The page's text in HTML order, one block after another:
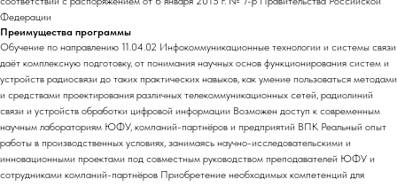
Федерации
Преимущества программы
Обучение по направлению 11.04.02 Инфокоммуникационные технологии и системы связи
даёт комплексную подготовку, от понимания научных основ функционирования систем и
устройств радиосвязи до таких практических навыков, как умение пользоваться методами
и средствами проектирования различных телекоммуникационных сетей, радиолиний
связи и устройств обработки цифровой информации Возможен доступ к современным
научным лабораториям ЮФУ, компаний-партнёров и предприятий ВПК Реальный опыт
работы в производственных условиях, занимаясь научно-исследовательскими и
инновационными проектами под совместным руководством преподавателей ЮФУ и
сотрудниками компаний-партнёров Приобретение необходимых компетенций для